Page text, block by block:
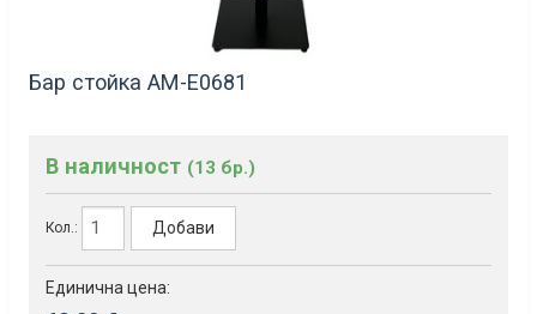
Бар стойка AM-Е0681
В наличност (13 бр.)
Кол.: Добави
Единична цена: